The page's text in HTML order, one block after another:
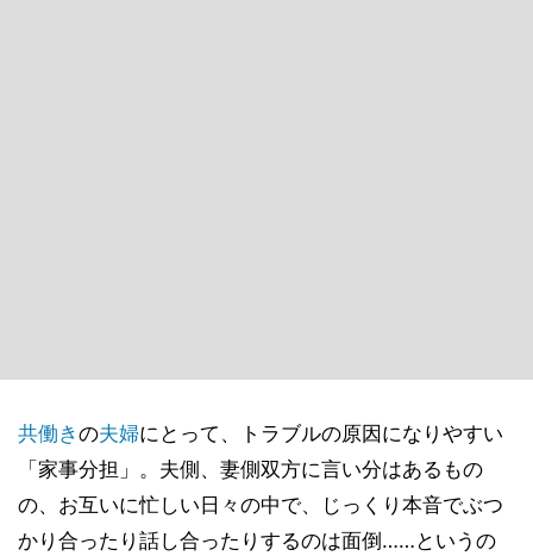
共働きの夫婦にとって、トラブルの原因になりやすい
「家事分担」。夫側、妻側双方に言い分はあるもの
の、お互いに忙しい日々の中で、じっくり本音でぶつ
かり合ったり話し合ったりするのは面倒……というの